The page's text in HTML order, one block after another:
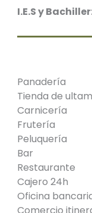
I.E.S y
Panadería
Tienda de
Carnicería
Frutería
Peluquería
Bar
Restaurante
Cajero 24h
Oficina
Comercio